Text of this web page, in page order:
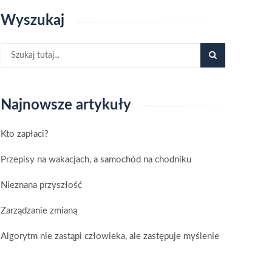
Wyszukaj
Najnowsze artykuły
Kto zapłaci?
Przepisy na wakacjach, a samochód na chodniku
Nieznana przyszłość
Zarządzanie zmianą
Algorytm nie zastąpi człowieka, ale zastępuje myślenie